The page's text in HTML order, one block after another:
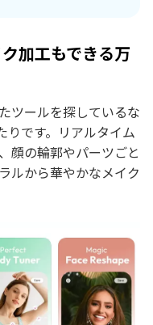
加工もできる万
ツールを探しているな
りです。リアルタイム
顔の輪郭やパーツごと
ルから華やかなメイク